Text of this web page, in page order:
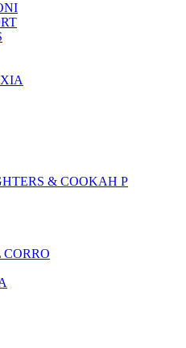
& COOKAH P